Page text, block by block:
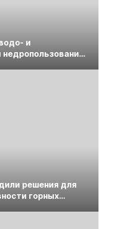
конференция
2026
Подробнее
и
недропользовании
решения для
горных